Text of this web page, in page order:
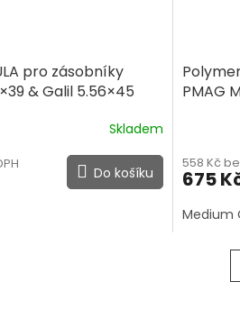
pro zásobníky
& Galil 5.56×45
Skladem
Do košíku
PMAG
558 Kč
675
Medium